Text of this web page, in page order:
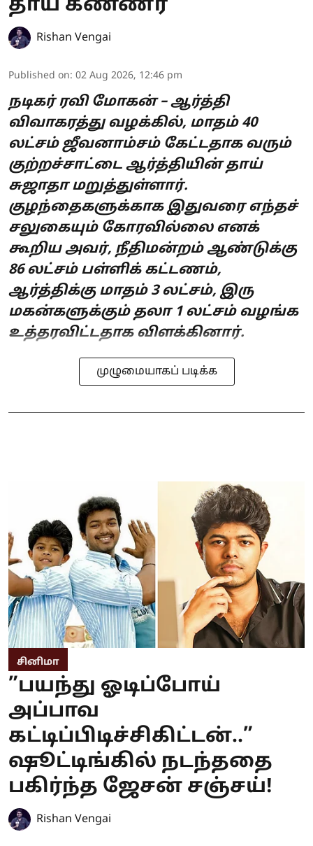
தாய் கண்ணீர்
Rishan Vengai
Published on: 02 Aug 2026, 12:46 pm
நடிகர் ரவி மோகன் – ஆர்த்தி
விவாகரத்து வழக்கில், மாதம் 40
லட்சம் ஜீவனாம்சம் கேட்டதாக வரும்
குற்றச்சாட்டை ஆர்த்தியின் தாய்
சுஜாதா மறுத்துள்ளார்.
குழந்தைகளுக்காக இதுவரை எந்தச்
சலுகையும் கோரவில்லை எனக்
கூறிய அவர், நீதிமன்றம் ஆண்டுக்கு
86 லட்சம் பள்ளிக் கட்டணம்,
ஆர்த்திக்கு மாதம் 3 லட்சம், இரு
மகன்களுக்கும் தலா 1 லட்சம் வழங்க
உத்தரவிட்டதாக விளக்கினார்.
முழுமையாகப் படிக்க
சினிமா
”பயந்து ஓடிப்போய்
அப்பாவ
கட்டிப்பிடிச்சிகிட்டன்..”
ஷூட்டிங்கில் நடந்ததை
பகிர்ந்த ஜேசன் சஞ்சய்!
Rishan Vengai